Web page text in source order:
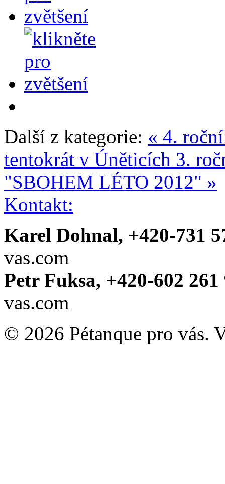
Další z kategorie: « 4.
tentokrát v Úněticích 3.
"SBOHEM LÉTO 2012" »
Kontakt:
Karel Dohnal, +420-731
vas.com
Petr Fuksa, +420-602 261
vas.com
© 2026 Pétanque pro vás.